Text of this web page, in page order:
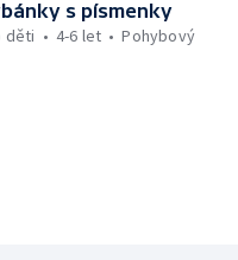
s písmenky
děti
4-6 let Pohybový